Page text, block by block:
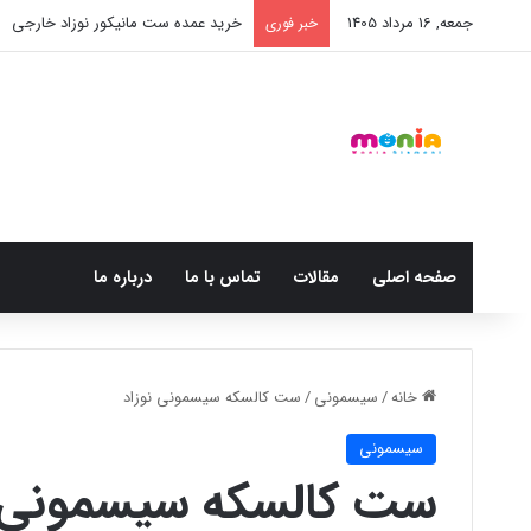
جمعه, 16 مرداد 1405 خبر فوری خرید عمده ست مانیکور نوزاد خارجی
صفحه اصلی مقالات تماس با ما درباره ما
خانه/ سیسمونی/ ست کالسکه سیسمونی نوزاد
سیسمونی
ست کالسکه سیسمونی